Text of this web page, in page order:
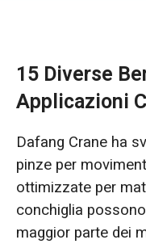
15 Diverse
Applicazioni
Dafang Crane ha
pinze per
ottimizzate per
conchiglia
maggior parte dei
Kiswahili
Dansk
Norsk
O‘zbekcha